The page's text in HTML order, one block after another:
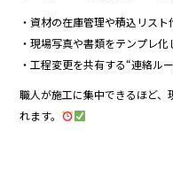
・資材の在庫管理や積込リス
・現場写真や書類をテンプレ
・工程変更を共有する“連絡ル
職人が施工に集中できるほど
れます。